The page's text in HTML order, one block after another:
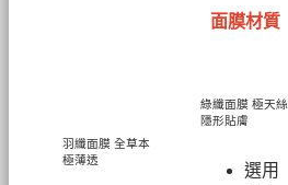
面膜材質
羽纖面膜 全草本
極薄透
綠纖面膜 極天絲
隱形貼膚
選用